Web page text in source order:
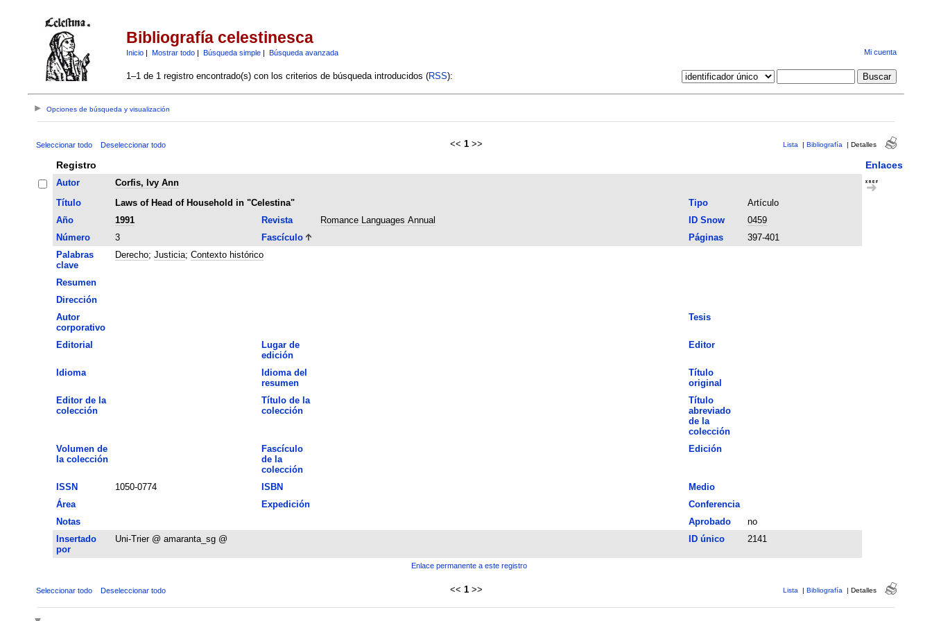
Bibliografía celestinesca
Inicio| Mostrar todo| Búsqueda simple| Búsqueda avanzada Mi cuenta
1–1 de 1 registro encontrado(s) con los criterios de búsqueda introducidos (RSS):
Opciones de búsqueda y visualización
Seleccionar todo Deseleccionar todo << 1 >> Lista | Bibliografía | Detalles
Registro Enlaces
Autor
Corfis, Ivy Ann
Título
Laws of Head of Household in "Celestina" Tipo
Artículo
Año
1991 Revista Romance Languages Annual ID Snow
0459
Número
3 Fascículo Páginas
397-401
Palabras
clave
Derecho; Justicia; Contexto histórico
Resumen
Dirección
Autor
corporativo
Tesis
Editorial
Lugar de
edición
Editor
Idioma
Idioma del
resumen
Título
original
Editor de la
colección
Título de la
colección
Título
abreviado
de la
colección
Volumen de
la colección
Fascículo
de la
colección
Edición
ISSN 1050-0774 ISBN
Medio
Área
Expedición
Conferencia
Notas
Aprobado
no
Insertado
por
Uni-Trier @ amaranta_sg @ ID único 2141
Enlace permanente a este registro
Seleccionar todo Deseleccionar todo << 1 >> Lista | Bibliografía | Detalles